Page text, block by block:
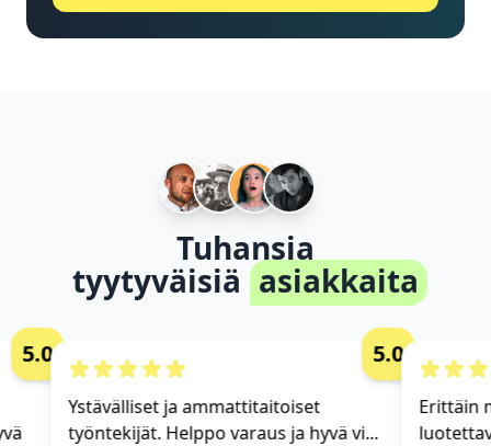
Tuhansia
tyytyväisiä asiakkaita
5.0
Ystävälliset ja ammattitaitoiset
työntekijät. Helppo varaus ja hyvä vi...
5.0
Erittäin